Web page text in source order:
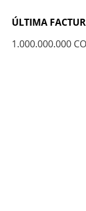
ÚLTIMA
1.000.000.000